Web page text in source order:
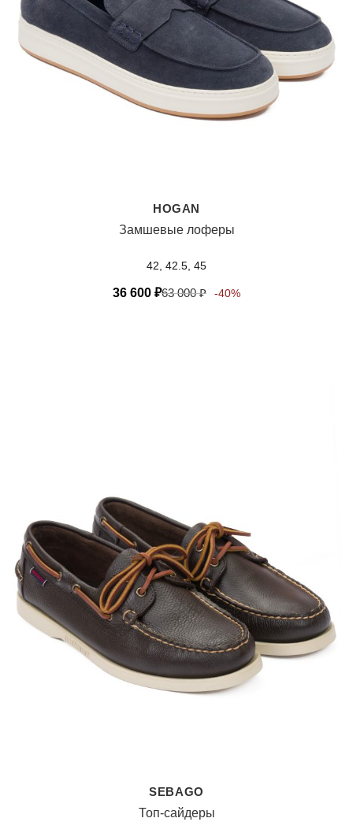
HOGAN
Замшевые лоферы
42, 42.5, 45
36 600 ₽63 000₽ -40%
SEBAGO
Топ-сайдеры